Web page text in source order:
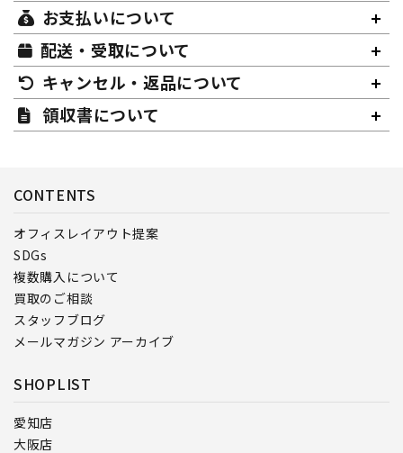
お支払いについて
配送・受取について
キャンセル・返品について
領収書について
CONTENTS
オフィスレイアウト提案
SDGs
複数購入について
買取のご相談
スタッフブログ
メールマガジン アーカイブ
SHOPLIST
愛知店
大阪店